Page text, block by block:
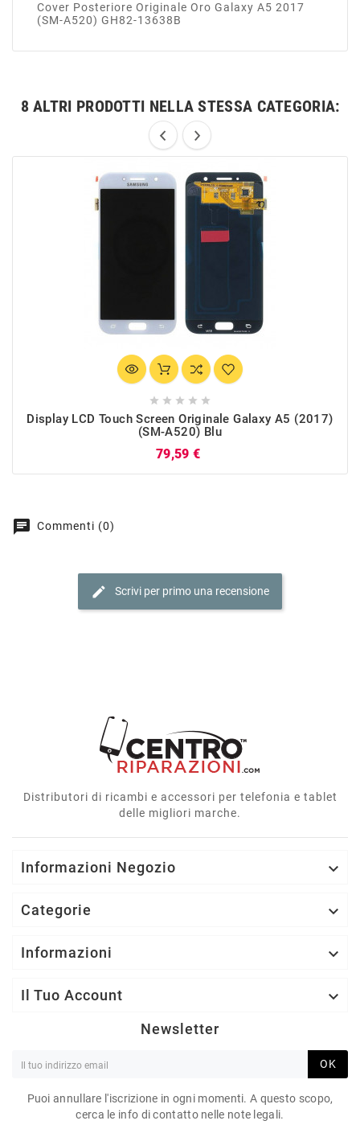
Cover Posteriore Originale Oro Galaxy A5 2017
(SM-A520) GH82-13638B
8 ALTRI PRODOTTI NELLA STESSA CATEGORIA:
    
Display LCD Touch Screen Originale Galaxy A5 (2017)
(SM-A520) Blu
79,59 €
chat Commenti (0)
edit Scrivi per primo una recensione
Distributori di ricambi e accessori per telefonia e tablet
delle migliori marche.
Informazioni Negozio 
Categorie 
Informazioni 
Il Tuo Account 
Newsletter
OK
Puoi annullare l'iscrizione in ogni momenti. A questo scopo,
cerca le info di contatto nelle note legali.